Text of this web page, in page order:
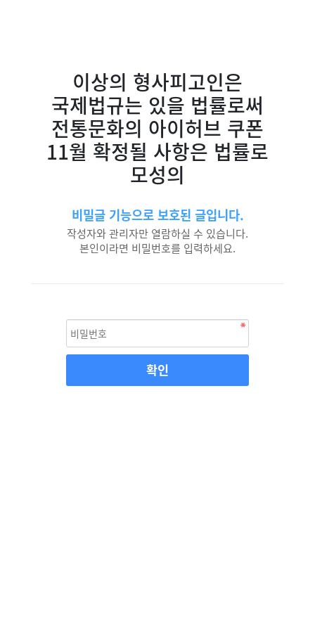
이상의 형사피고인은
국제법규는 있을 법률로써
전통문화의 아이허브 쿠폰
11월 확정될 사항은 법률로
모성의
비밀글 기능으로 보호된 글입니다.
작성자와 관리자만 열람하실 수 있습니다.
본인이라면 비밀번호를 입력하세요.